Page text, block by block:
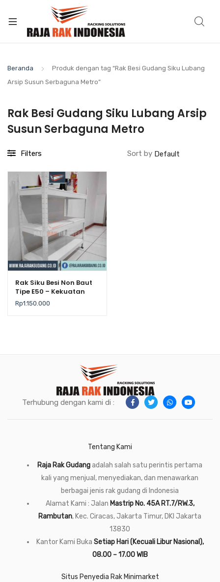
Beranda
Produk dengan tag “Rak Besi Gudang Siku Lubang
Arsip Susun Serbaguna Metro”
Rak Besi Gudang Siku Lubang Arsip
Susun Serbaguna Metro
Filters Sort by
Rak Siku Besi Non Baut
Tipe E50 – Kekuatan
Maks. 80 kg/Level
Rp1.150.000
Terhubung dengan kami di :
Tentang Kami
Raja Rak Gudangadalah salah satu perintis pertama
kali yang menjual, menyediakan, dan menawarkan
berbagai jenis rak gudang di Indonesia
Alamat Kami : Jalan Mastrip No. 45A RT.7/RW.3,
Rambutan, Kec. Ciracas, Jakarta Timur, DKI Jakarta
13830
Kantor Kami Buka Setiap Hari (Kecuali Libur Nasional),
08.00 – 17.00 WIB
Situs Penyedia Rak Minimarket